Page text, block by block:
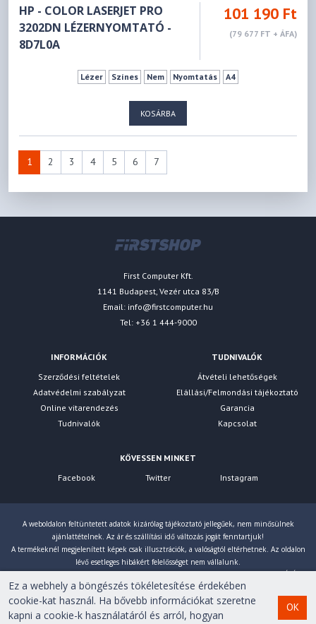
HP - COLOR LASERJET PRO
3202DN LÉZERNYOMTATÓ -
8D7L0A
101 190 Ft
(79 677 FT + ÁFA)
Lézer Színes Nem Nyomtatás A4
KOSÁRBA
1 2 3 4 5 6 7
First Computer Kft.
1141 Budapest, Vezér utca 83/B
Email: info@firstcomputer.hu
Tel: +36 1 444-9000
INFORMÁCIÓK
Szerződési feltételek
Adatvédelmi szabályzat
Online vitarendezés
Tudnivalók
TUDNIVALÓK
Átvételi lehetőségek
Elállási/Felmondási tájékoztató
Garancia
Kapcsolat
KÖVESSEN MINKET
Facebook
Twitter Instagram
A weboldalon feltüntetett adatok kizárólag tájékoztató jellegűek, nem minősülnek
ajánlattételnek. Az ár és szállítási idő változás jogát fenntartjuk!
A termékeknél megjelenített képek csak illusztrációk, a valóságtól eltérhetnek. Az oldalon
lévő esetleges hibákért felelősséget nem vállalunk.
Eltérés esetén a gyártó által megadott paraméterek érvényesek! Bruttó árainkat 27% ÁFÁ-val
számoljuk!
Copyright © 2007-2026 First Computer Kft. Minden jog
Ez a webhely a böngészés tökéletesítése érdekében
cookie-kat használ. Ha bővebb információkat szeretne
kapni a cookie-k használatáról és arról, hogyan
OK